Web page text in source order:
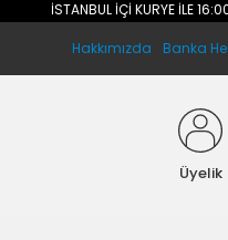
İSTANBUL İÇİ KURYE İLE
Hakkımızda Banka
Üyelik